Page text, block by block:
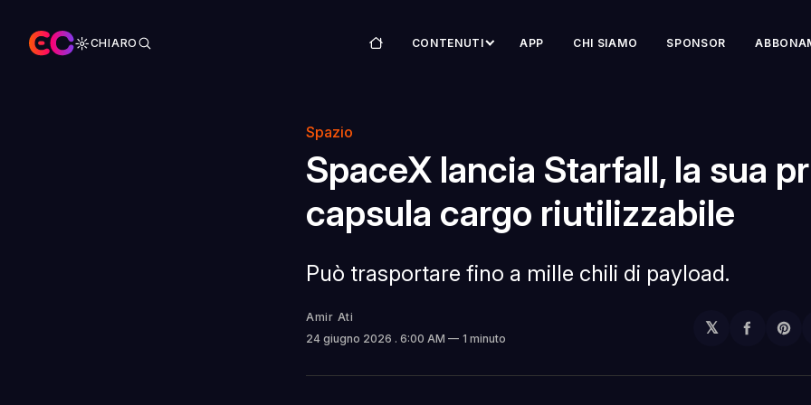
CHIARO CONTENUTI APP CHI SIAMO SPONSOR
Spazio
SpaceX lancia Starfall, la sua
capsula cargo riutilizzabile
Può trasportare fino a mille chili di payload.
Amir Ati
24 giugno 2026 . 6:00 AM 1 minuto
𝕏